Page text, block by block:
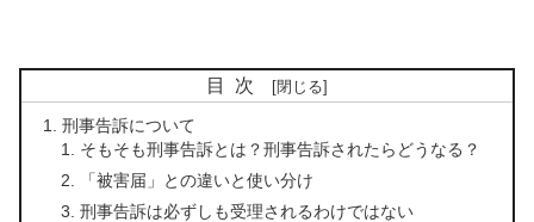
目次
刑事告訴について
そもそも刑事告訴とは？刑事告訴されたらどうなる？
「被害届」との違いと使い分け
刑事告訴は必ずしも受理されるわけではない